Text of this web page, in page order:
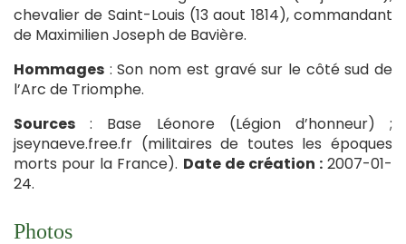
chevalier de Saint-Louis (13 aout 1814), commandant
de Maximilien Joseph de Bavière.
Hommages : Son nom est gravé sur le côté sud de
l’Arc de Triomphe.
Sources : Base Léonore (Légion d’honneur) ;
jseynaeve.free.fr (militaires de toutes les époques
morts pour la France). Date de création :2007-01-
24.
Photos